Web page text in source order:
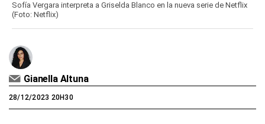
Sofía Vergara interpreta a Griselda Blanco en la nueva serie de Netflix
(Foto: Netflix)
Gianella Altuna
28/12/2023 20H30